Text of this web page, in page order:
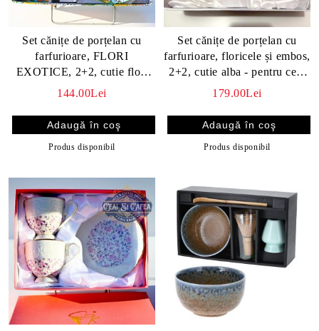
Set cănițe de porțelan cu
farfurioare, FLORI
EXOTICE, 2+2, cutie flori
exotice - pentru ceai si cafea
144.00Lei
Produs disponibil
Set cănițe de porțelan cu
farfurioare, floricele și embos,
2+2, cutie alba - pentru ceai
si cafea
179.00Lei
Produs disponibil